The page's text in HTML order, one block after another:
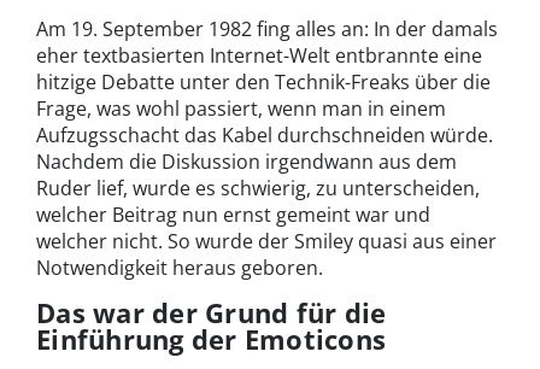
Am 19. September 1982 fing alles an: In der damals
eher textbasierten Internet-Welt entbrannte eine
hitzige Debatte unter den Technik-Freaks über die
Frage, was wohl passiert, wenn man in einem
Aufzugsschacht das Kabel durchschneiden würde.
Nachdem die Diskussion irgendwann aus dem
Ruder lief, wurde es schwierig, zu unterscheiden,
welcher Beitrag nun ernst gemeint war und
welcher nicht. So wurde der Smiley quasi aus einer
Notwendigkeit heraus geboren.
Das war der Grund für die
Einführung der Emoticons